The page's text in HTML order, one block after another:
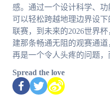
感。通过一个设计科学、
可以轻松跨越地理边界设
联赛，到未来的2026世界
建那条畅通无阻的观赛通
再是一个令人头疼的问题，
Spread the love